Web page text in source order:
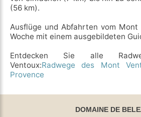
(56 km).
Ausflüge und Abfahrten vom Mont
Woche mit einem ausgebildeten
Entdecken Sie alle
Ventoux:Radwege des Mont
Provence
DOMAINE DE